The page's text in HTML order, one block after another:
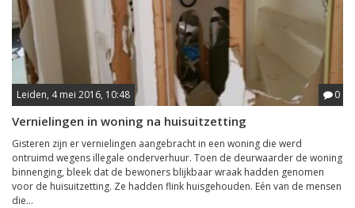
Leiden, 4 mei 2016, 10:48 0
Vernielingen in woning na huisuitzetting
Gisteren zijn er vernielingen aangebracht in een woning die werd
ontruimd wegens illegale onderverhuur. Toen de deurwaarder de woning
binnenging, bleek dat de bewoners blijkbaar wraak hadden genomen
voor de huisuitzetting. Ze hadden flink huisgehouden. Eén van de mensen
die...